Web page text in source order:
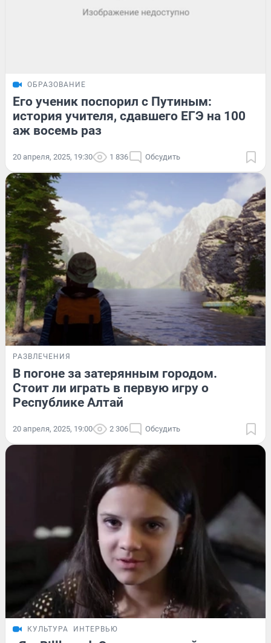
ОБРАЗОВАНИЕ
Его ученик поспорил с Путиным:
история учителя, сдавшего ЕГЭ на 100
аж восемь раз
20 апреля, 2025, 19:30 1 836 Обсудить
РАЗВЛЕЧЕНИЯ
В погоне за затерянным городом.
Стоит ли играть в первую игру о
Республике Алтай
20 апреля, 2025, 19:00 2 306 Обсудить
КУЛЬТУРА ИНТЕРВЬЮ